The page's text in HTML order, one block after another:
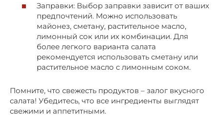
Заправки: Выбор заправки зависит от ваших
предпочтений. Можно использовать
майонез, сметану, растительное масло,
лимонный сок или их комбинации. Для
более легкого варианта салата
рекомендуется использовать сметану или
растительное масло с лимонным соком.
Помните, что свежесть продуктов – залог вкусного
салата! Убедитесь, что все ингредиенты выглядят
свежими и аппетитными.